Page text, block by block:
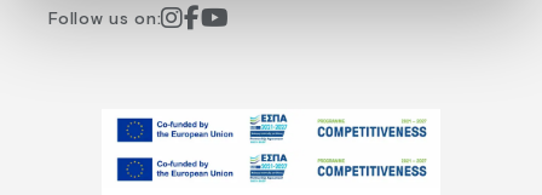
Follow us on: